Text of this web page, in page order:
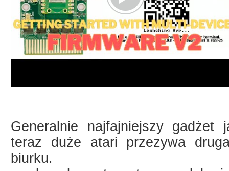
Generalnie najfajniejszy gadżet
teraz duże atari przezywa
biurku.